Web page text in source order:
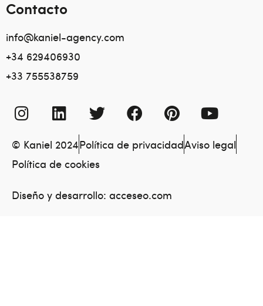
Contacto
info@kaniel-agency.com
+34 629406930
+33 755538759
© Kaniel 2024Política de privacidadAviso legal
Política de cookies
Diseño y desarrollo: acceseo.com